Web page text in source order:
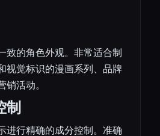
致的角色外观。非常适合制
视觉标识的漫画系列、品牌
销活动。
制
进行精确的成分控制。准确